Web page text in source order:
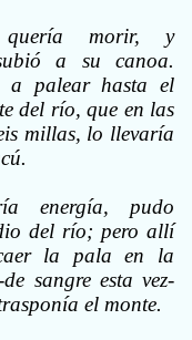
morir, y
a su canoa.
a palear hasta el
del río, que en las
millas, lo llevaría
energía, pudo
del río; pero allí
la pala en la
sangre esta vez-
el monte.